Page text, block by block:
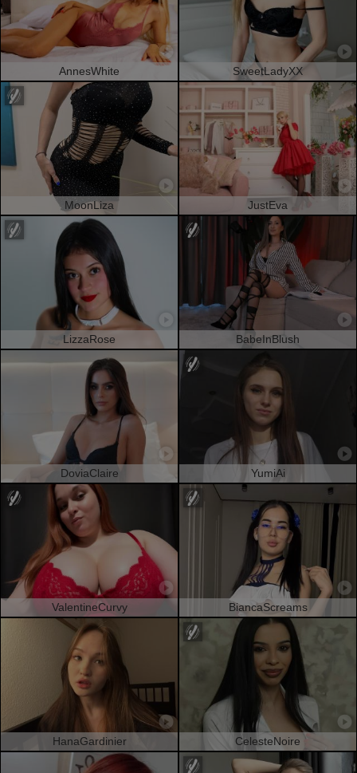
AnnesWhite SweetLadyXX
MoonLiza JustEva
LizzaRose BabeInBlush
DoviaClaire YumiAi
ValentineCurvy BiancaScreams
HanaGardinier CelesteNoire